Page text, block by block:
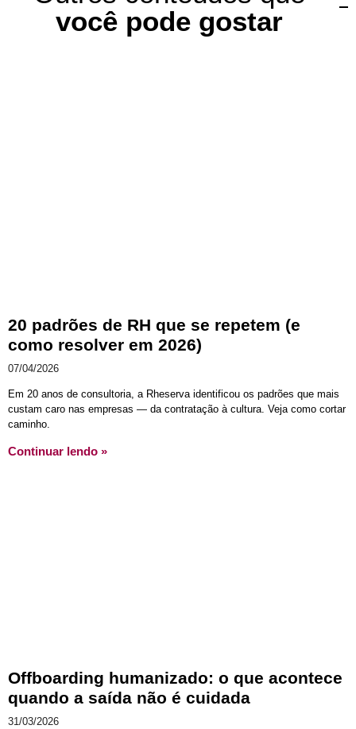
você pode gostar
20 padrões de RH que se repetem (e
como resolver em 2026)
07/04/2026
Em 20 anos de consultoria, a Rheserva identificou os padrões que mais
custam caro nas empresas — da contratação à cultura. Veja como cortar
caminho.
Continuar lendo »
Offboarding humanizado: o que acontece
quando a saída não é cuidada
31/03/2026